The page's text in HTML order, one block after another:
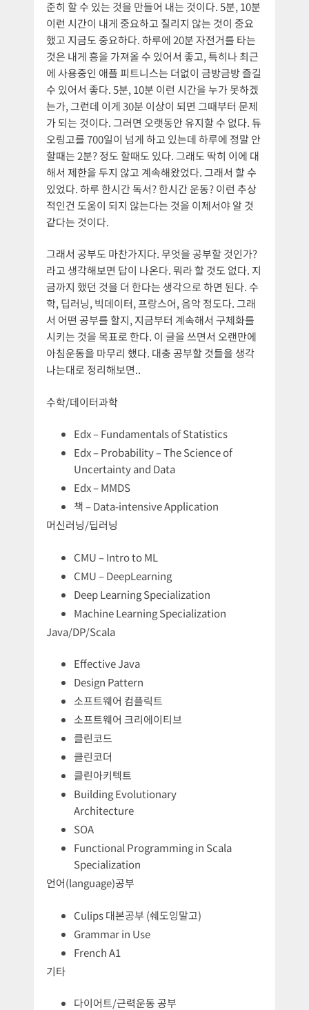
준히 할 수 있는 것을 만들어 내는 것이다. 5분, 10분
이런 시간이 내게 중요하고 질리지 않는 것이 중요
했고 지금도 중요하다. 하루에 20분 자전거를 타는
것은 내게 흥을 가져올 수 있어서 좋고, 특히나 최근
에 사용중인 애플 피트니스는 더없이 금방금방 즐길
수 있어서 좋다. 5분, 10분 이런 시간을 누가 못하겠
는가, 그런데 이게 30분 이상이 되면 그때부터 문제
가 되는 것이다. 그러면 오랫동안 유지할 수 없다. 듀
오링고를 700일이 넘게 하고 있는데 하루에 정말 안
할때는 2분? 정도 할때도 있다. 그래도 딱히 이에 대
해서 제한을 두지 않고 계속해왔었다. 그래서 할 수
있었다. 하루 한시간 독서? 한시간 운동? 이런 추상
적인건 도움이 되지 않는다는 것을 이제서야 알 것
같다는 것이다.
그래서 공부도 마찬가지다. 무엇을 공부할 것인가?
라고 생각해보면 답이 나온다. 뭐라 할 것도 없다. 지
금까지 했던 것을 더 한다는 생각으로 하면 된다. 수
학, 딥러닝, 빅데이터, 프랑스어, 음악 정도다. 그래
서 어떤 공부를 할지, 지금부터 계속해서 구체화를
시키는 것을 목표로 한다. 이 글을 쓰면서 오랜만에
아침운동을 마무리 했다. 대충 공부할 것들을 생각
나는대로 정리해보면..
수학/데이터과학
Edx – Fundamentals of Statistics
Edx – Probability – The Science of
Uncertainty and Data
Edx – MMDS
책 – Data-intensive Application
머신러닝/딥러닝
CMU – Intro to ML
CMU – DeepLearning
Deep Learning Specialization
Machine Learning Specialization
Java/DP/Scala
Effective Java
Design Pattern
소프트웨어 컴플릭트
소프트웨어 크리에이티브
클린코드
클린코더
클린아키텍트
Building Evolutionary
Architecture
SOA
Functional Programming in Scala
Specialization
언어(language)공부
Culips 대본공부 (쉐도잉말고)
Grammar in Use
French A1
기타
다이어트/근력운동 공부